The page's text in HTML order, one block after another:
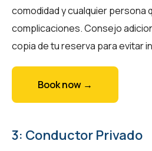
comodidad y cualquier persona
complicaciones. Consejo
copia de tu reserva para evitar
Book now →
3: Conductor Privado